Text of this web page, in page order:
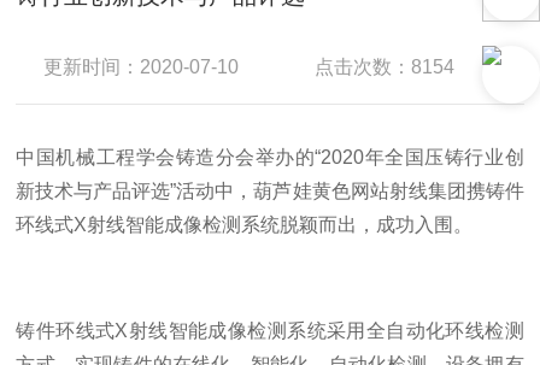
更新时间：2020-07-10 点击次数：8154
中国机械工程学会铸造分会举办的“2020年全国压铸行业创
新技术与产品评选”活动中，葫芦娃黄色网站射线集团携铸件
环线式X射线智能成像检测系统脱颖而出，成功入围。
铸件环线式X射线智能成像检测系统采用全自动化环线检测